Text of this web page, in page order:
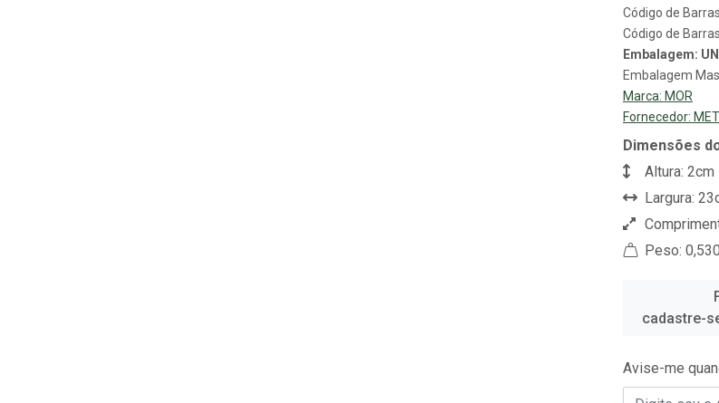
Código de
Código de
Embalagem: UN
Embalagem
Marca: MOR
Fornecedor:
Dimensões
Altura: 2cm
Largura:
Peso:
cadastre-
Avise-me